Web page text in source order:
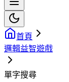
首頁
邏輯益智遊戲
單字搜尋